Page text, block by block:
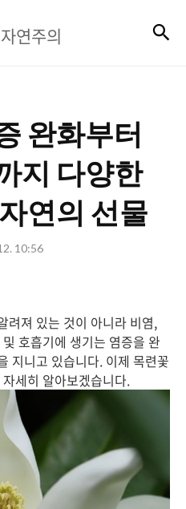
강
연
주
의
연주의
완화부터
지 다양한
연의 선물
10:56
려져 있는 것이 아니라 비염,
호흡기에 생기는 염증을 완
지니고 있습니다. 이제 목련꽃
세히 알아보겠습니다.